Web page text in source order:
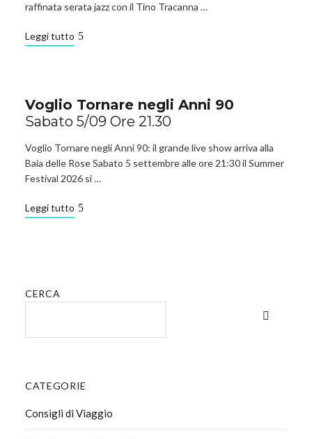
raffinata serata jazz con il Tino Tracanna …
Leggi tutto
Voglio Tornare negli Anni 90
Sabato 5/09 Ore 21.30
Voglio Tornare negli Anni 90: il grande live show arriva alla
Baia delle Rose Sabato 5 settembre alle ore 21:30 il Summer
Festival 2026 si …
Leggi tutto
CERCA
CATEGORIE
Consigli di Viaggio